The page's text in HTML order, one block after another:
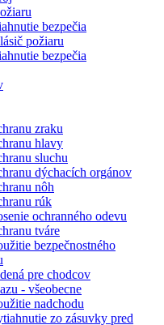
bezpečia
požiaru
bezpečia
zraku
hlavy
sluchu
dýchacích orgánov
nôh
rúk
ochranného odevu
tváre
bezpečnostného
pre chodcov
- všeobecne
nadchodu
zo zásuvky pred